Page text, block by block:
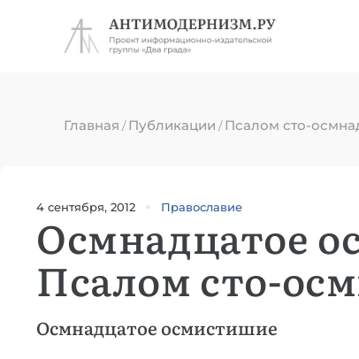
Главная /Публикации /Псалом сто-
4 сентября, 2012 Православие
Осмнадцатое
Псалом сто-
Осмнадцатое осмистишие